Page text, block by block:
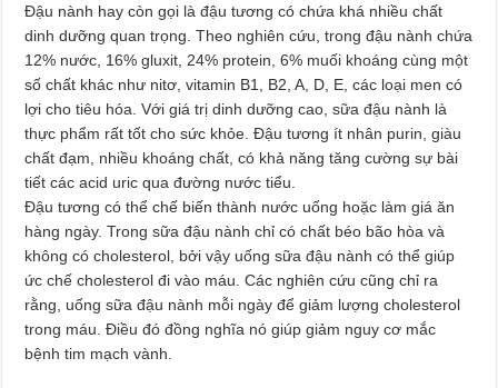
Đậu nành hay còn gọi là đậu tương có chứa khá nhiều chất
dinh dưỡng quan trọng. Theo nghiên cứu, trong đậu nành chứa
12% nước, 16% gluxit, 24% protein, 6% muối khoáng cùng một
số chất khác như nitơ, vitamin B1, B2, A, D, E, các loại men có
lợi cho tiêu hóa. Với giá trị dinh dưỡng cao, sữa đậu nành là
thực phẩm rất tốt cho sức khỏe. Đậu tương ít nhân purin, giàu
chất đạm, nhiều khoáng chất, có khả năng tăng cường sự bài
tiết các acid uric qua đường nước tiểu.
Đậu tương có thể chế biến thành nước uống hoặc làm giá ăn
hàng ngày. Trong sữa đậu nành chỉ có chất béo bão hòa và
không có cholesterol, bởi vậy uống sữa đậu nành có thể giúp
ức chế cholesterol đi vào máu. Các nghiên cứu cũng chỉ ra
rằng, uống sữa đậu nành mỗi ngày để giảm lượng cholesterol
trong máu. Điều đó đồng nghĩa nó giúp giảm nguy cơ mắc
bệnh tim mạch vành.